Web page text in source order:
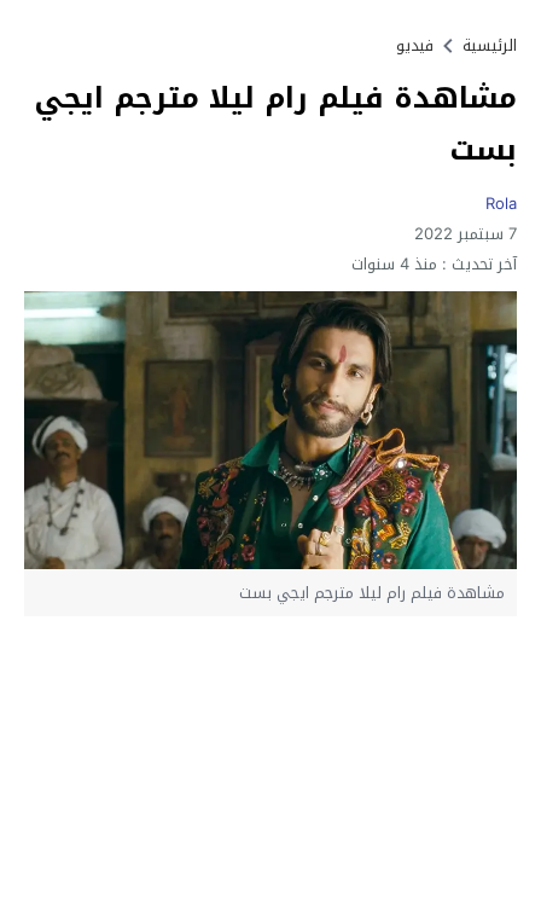
الرئيسية فيديو
مشاهدة فيلم رام ليلا مترجم ايجي
بست
Rola
7 سبتمبر 2022
آخر تحديث : منذ 4 سنوات
مشاهدة فيلم رام ليلا مترجم ايجي بست